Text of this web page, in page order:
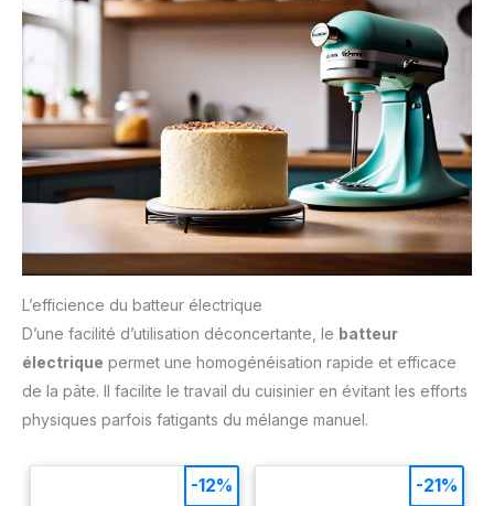
L’efficience du batteur électrique
D’une facilité d’utilisation déconcertante, le batteur
électrique permet une homogénéisation rapide et efficace
de la pâte. Il facilite le travail du cuisinier en évitant les efforts
physiques parfois fatigants du mélange manuel.
-12% -21%